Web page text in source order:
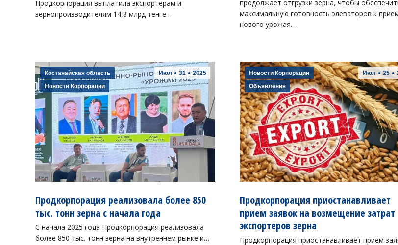
Продкорпорация выплатила экспортерам и
зернопроизводителям 14,8 млрд тенге…
продолжает отгрузки зерна, чтобы
максимальную готовность элеваторов к
нового урожая.…
Июл 31 2025
Костанайская область
Новости Корпорации
Продкорпорация реализовала более 850
тыс. тонн зерна с начала года
С начала 2025 года Продкорпорация реализовала
более 850 тыс. тонн зерна на внутреннем рынке и…
Июл 25
Новости Корпорации
Объявления
Продкорпорация приостанавливает
прием заявок на возмещение затрат
экспортеров зерна
Продкорпорация приостанавливает прием